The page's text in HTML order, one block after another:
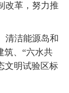
改革，努力推
清洁能源岛和
筑、“六水共
文明试验区标